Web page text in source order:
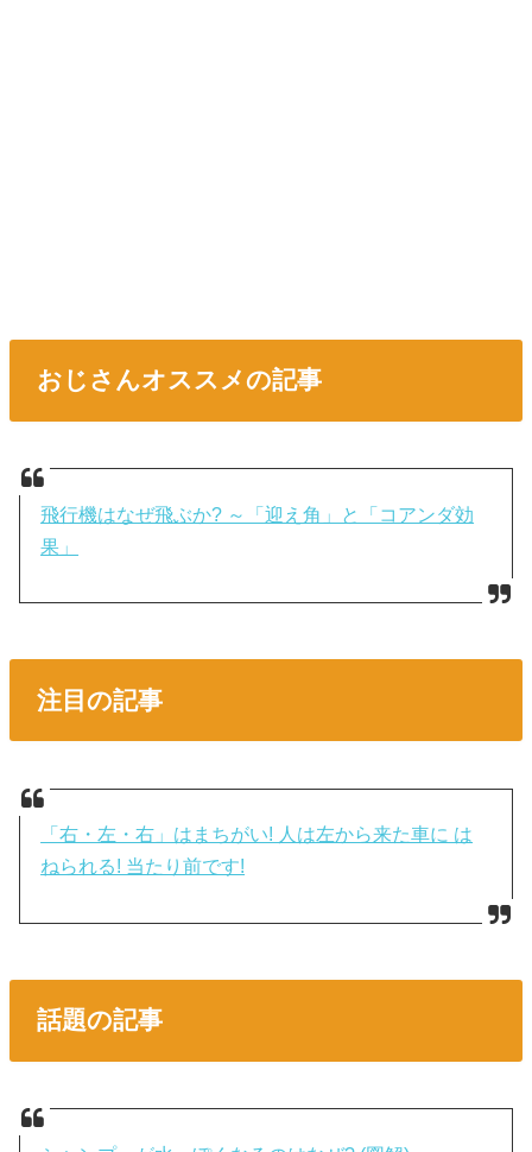
おじさんオススメの記事
飛行機はなぜ飛ぶか? ～「迎え角」と「コアンダ効
果」
注目の記事
「右・左・右」はまちがい! 人は左から来た車に は
ねられる! 当たり前です!
話題の記事